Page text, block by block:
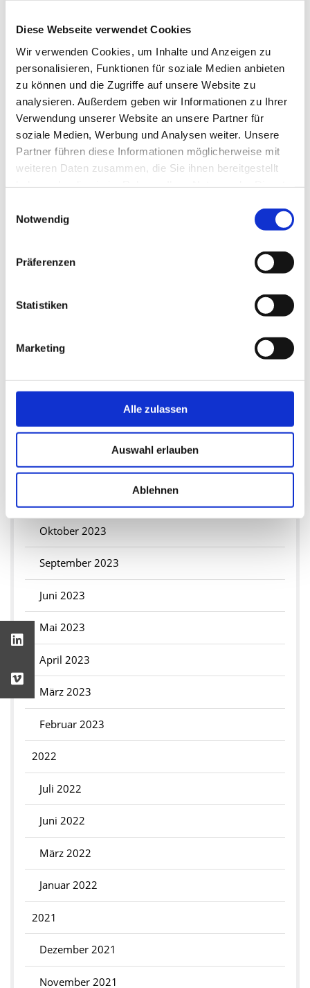
Diese Webseite verwendet Cookies
Wir verwenden Cookies, um Inhalte und Anzeigen zu
personalisieren, Funktionen für soziale Medien anbieten
zu können und die Zugriffe auf unsere Website zu
analysieren. Außerdem geben wir Informationen zu Ihrer
Verwendung unserer Website an unsere Partner für
soziale Medien, Werbung und Analysen weiter. Unsere
Partner führen diese Informationen möglicherweise mit
weiteren Daten zusammen, die Sie ihnen bereitgestellt
Notwendig
Präferenzen
Statistiken
Marketing
Alle zulassen
Auswahl erlauben
Ablehnen
Juni 2025
Mai 2025
April 2025
Januar 2025
2024
Juni 2024
Januar 2024
2023
Oktober 2023
September 2023
Juni 2023
Mai 2023
April 2023
März 2023
Februar 2023
2022
Juli 2022
Juni 2022
März 2022
Januar 2022
2021
Dezember 2021
November 2021